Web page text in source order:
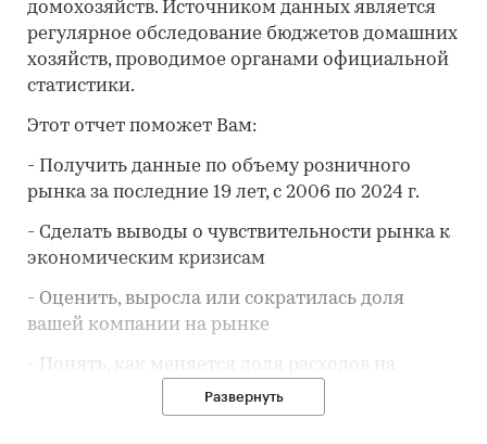
домохозяйств. Источником данных является
регулярное обследование бюджетов домашних
хозяйств, проводимое органами официальной
статистики.
Этот отчет поможет Вам:
- Получить данные по объему розничного
рынка за последние 19 лет, с 2006 по 2024 г.
- Сделать выводы о чувствительности рынка к
экономическим кризисам
- Оценить, выросла или сократилась доля
вашей компании на рынке
- Понять, как меняется доля расходов на
в потребительской корзине
Развернуть